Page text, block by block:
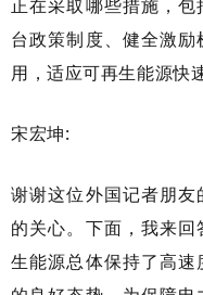
正在采取哪些措施，
台政策制度、健全激
用，适应可再生能源快
宋宏坤:
谢谢这位外国记者朋
的关心。下面，我来
生能源总体保持了高